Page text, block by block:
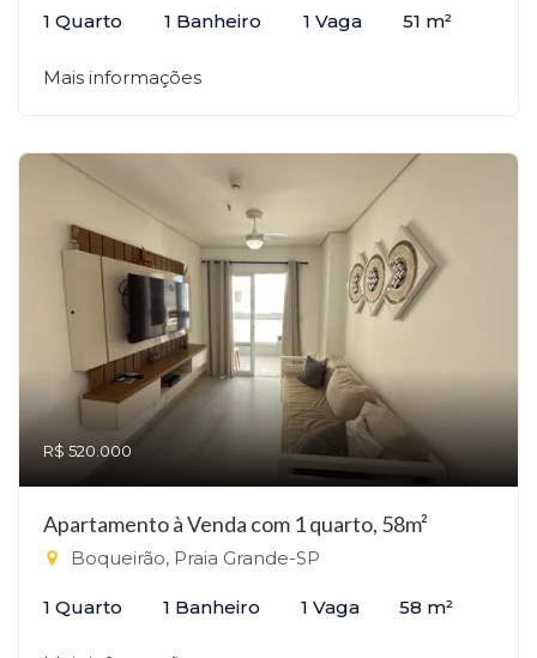
1 Quarto 1 Banheiro 1 Vaga 51 m²
Mais informações
R$ 520.000
Apartamento à Venda com 1 quarto, 58m²
Boqueirão, Praia Grande-SP
1 Quarto 1 Banheiro 1 Vaga 58 m²